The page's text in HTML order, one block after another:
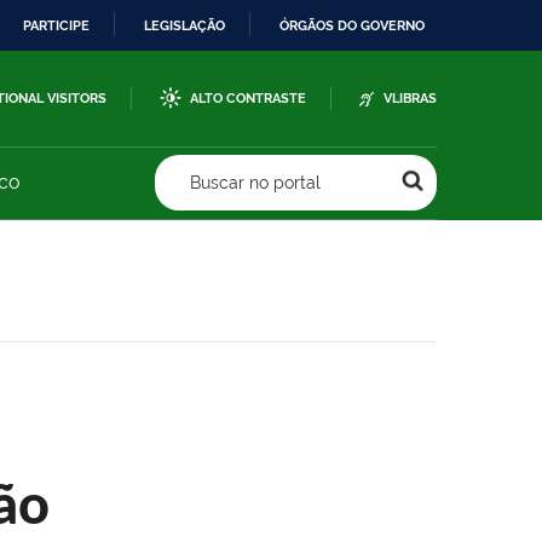
PARTICIPE LEGISLAÇÃO ÓRGÃOS DO GOVERNO
VISITORS ALTO CONTRASTE VLIBRAS
Buscar no portal